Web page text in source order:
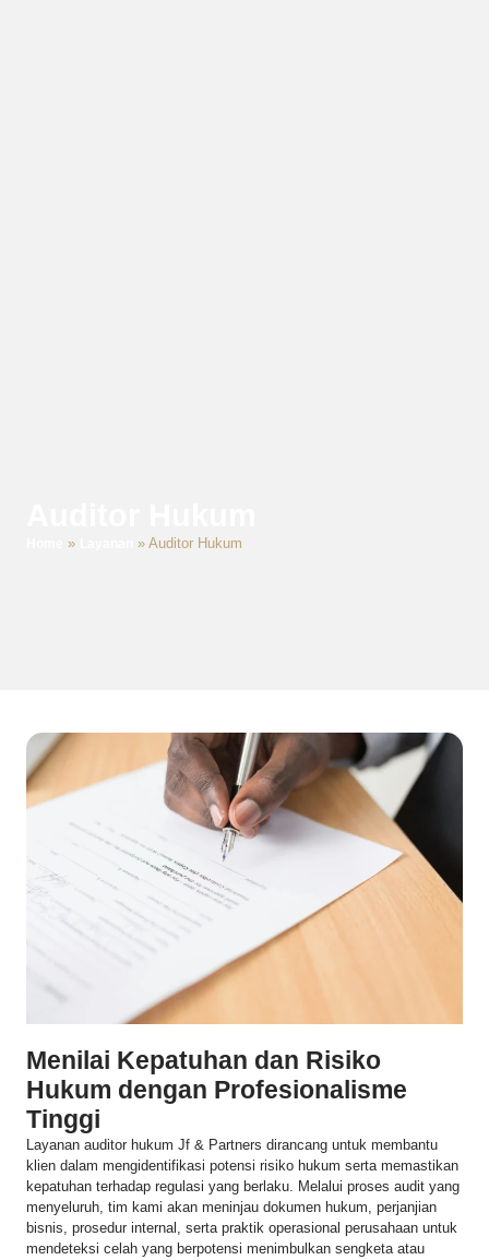
» »Auditor Hukum
Menilai Kepatuhan dan Risiko
Hukum dengan Profesionalisme
Tinggi
Layanan auditor hukum Jf & Partners dirancang untuk membantu
klien dalam mengidentifikasi potensi risiko hukum serta memastikan
kepatuhan terhadap regulasi yang berlaku. Melalui proses audit yang
menyeluruh, tim kami akan meninjau dokumen hukum, perjanjian
bisnis, prosedur internal, serta praktik operasional perusahaan untuk
mendeteksi celah yang berpotensi menimbulkan sengketa atau